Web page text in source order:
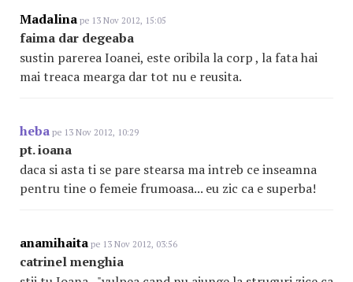
Madalina pe 13 Nov 2012, 15:05
faima dar degeaba
sustin parerea Ioanei, este oribila la corp , la fata hai
mai treaca mearga dar tot nu e reusita.
heba pe 13 Nov 2012, 10:29
pt. ioana
daca si asta ti se pare stearsa ma intreb ce inseamna
pentru tine o femeie frumoasa... eu zic ca e superba!
anamihaita pe 13 Nov 2012, 03:56
catrinel menghia